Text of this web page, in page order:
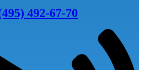
492-67-70